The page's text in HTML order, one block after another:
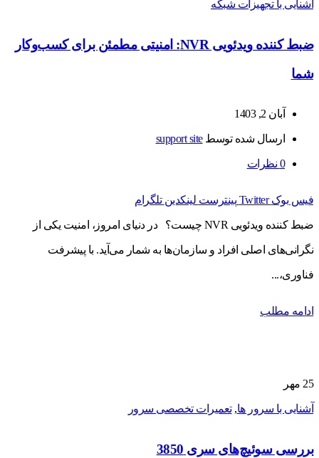
آشنایی با تجهیزات شبکه
ضبط کننده ویدئویی NVR: امنیتی مطمئن برای کسب‌وکار
شما
آبان 2, 1403
ارسال شده توسطsupport site
0 نظرات
فیس بوک Twitter پینترست لینکدین تلگرام
ضبط کننده ویدئویی NVR چیست؟ در دنیای امروز، امنیت یکی از
نگرانی‌های اصلی افراد و سازمان‌ها به شمار می‌آید. با پیشرفت
فناوری،...
ادامه مطلب
25 مهر
آشنایی با سرور ها,تعمیرات تخصصی سرور
بررسی سوئیچ‌های سری 3850